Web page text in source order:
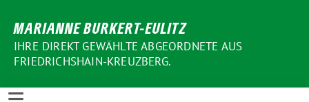
zum
Inhalt
MARIANNE BURKERT-EULITZ
IHRE DIREKT GEWÄHLTE ABGEORDNETE AUS
FRIEDRICHSHAIN-KREUZBERG.